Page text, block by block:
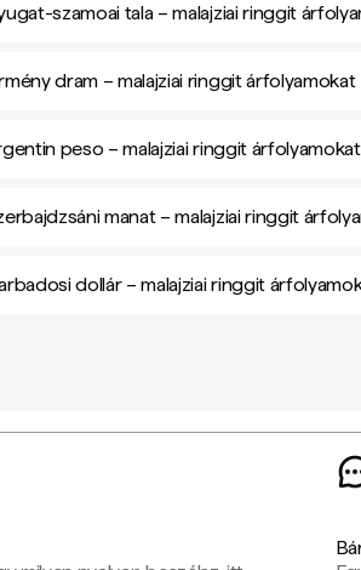
szamoai tala – malajziai ringgit
dram – malajziai ringgit árfolyamokat
peso – malajziai ringgit árfolyamokat
manat – malajziai ringgit
dollár – malajziai ringgit